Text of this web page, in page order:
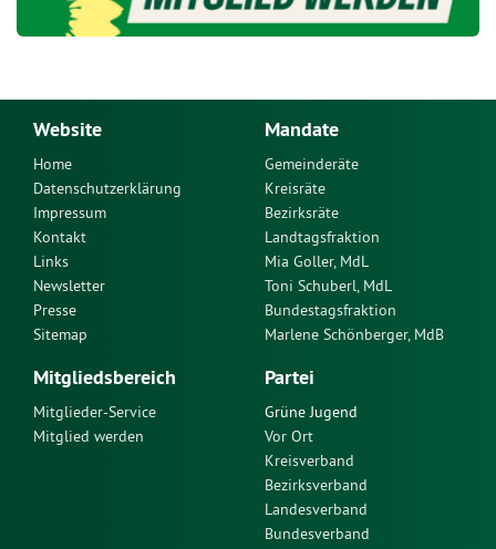
Website
Home
Datenschutzerklärung
Impressum
Kontakt
Links
Newsletter
Presse
Sitemap
Mandate
Gemeinderäte
Kreisräte
Bezirksräte
Landtagsfraktion
Mia Goller, MdL
Toni Schuberl, MdL
Bundestagsfraktion
Marlene Schönberger, MdB
Mitgliedsbereich
Mitglieder-Service
Mitglied werden
Partei
Grüne Jugend
Vor Ort
Kreisverband
Bezirksverband
Landesverband
Bundesverband